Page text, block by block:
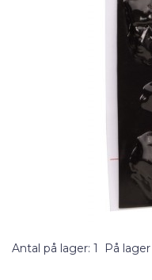
Antal på lager: 1 På lager